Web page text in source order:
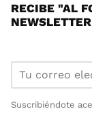
RECIBE "AL
Suscribiéndote